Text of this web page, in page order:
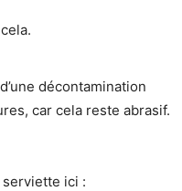
décontamination
car cela reste abrasif.
ici :